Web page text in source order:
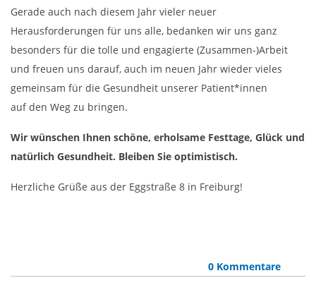
Gerade auch nach diesem Jahr vieler neuer
Herausforderungen für uns alle, bedanken wir uns ganz
besonders für die tolle und engagierte (Zusammen-)Arbeit
und freuen uns darauf, auch im neuen Jahr wieder vieles
gemeinsam für die Gesundheit unserer Patient*innen
auf den Weg zu bringen.
Wir wünschen Ihnen schöne, erholsame Festtage, Glück und
natürlich Gesundheit. Bleiben Sie optimistisch.
Herzliche Grüße aus der Eggstraße 8 in Freiburg!
0 Kommentare